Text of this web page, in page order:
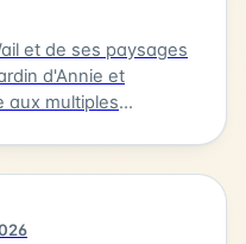
et de ses paysages
d'Annie et
aux multiples
: 11 € / gratuit enfants